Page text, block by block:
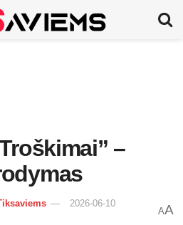
–
2026-06-10
AA